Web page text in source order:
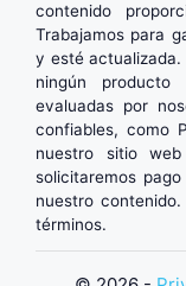
contenido
Trabajamos para
y esté actualizada.
ningún
evaluadas por
confiables, como
nuestro sitio
solicitaremos
nuestro
términos.